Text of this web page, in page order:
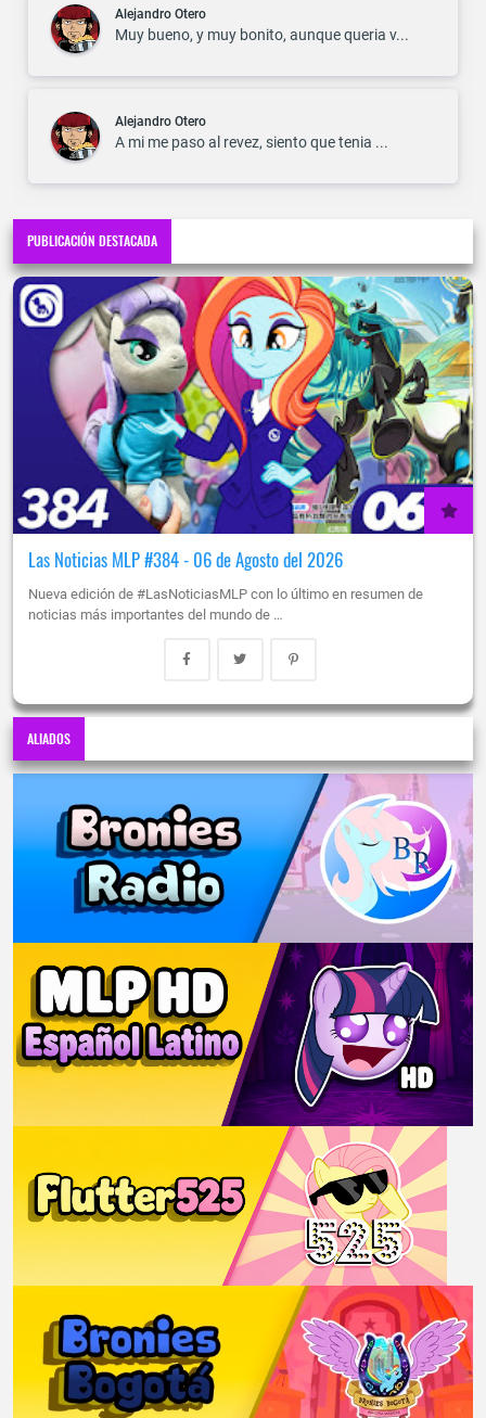
Alejandro Otero
Muy bueno, y muy bonito, aunque queria v...
Alejandro Otero
A mi me paso al revez, siento que tenia ...
PUBLICACIÓN DESTACADA
Las Noticias MLP #384 - 06 de Agosto del 2026
Nueva edición de #LasNoticiasMLP con lo último en resumen de
noticias más importantes del mundo de …
ALIADOS